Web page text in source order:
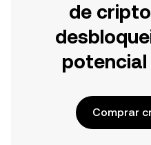
de
potencial
Comprar